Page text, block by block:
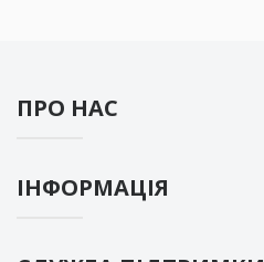
ПРО НАС
ІНФОРМАЦІЯ